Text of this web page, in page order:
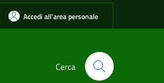
Accedi all'area personale
Cerca